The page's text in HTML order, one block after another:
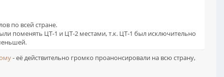
по всей стране.
поменять ЦТ-1 и ЦТ-2 местами, т.к. ЦТ-1 был исключительно
- её действительно громко проанонсировали на всю страну,